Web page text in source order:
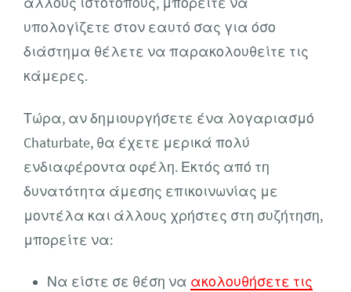
υπολογίζετε στον εαυτό σας για όσο
διάστημα θέλετε να παρακολουθείτε τις
κάμερες.
Τώρα, αν δημιουργήσετε ένα λογαριασμό
Chaturbate, θα έχετε μερικά πολύ
ενδιαφέροντα οφέλη. Εκτός από τη
δυνατότητα άμεσης επικοινωνίας με
μοντέλα και άλλους χρήστες στη συζήτηση,
μπορείτε να:
Να είστε σε θέση να ακολουθήσετε τις